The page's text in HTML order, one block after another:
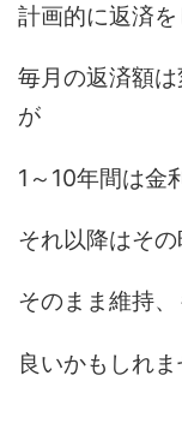
計画的に返済
毎月の返済額
が
1～10年間は金
それ以降はそ
そのまま維持
良いかもしれま